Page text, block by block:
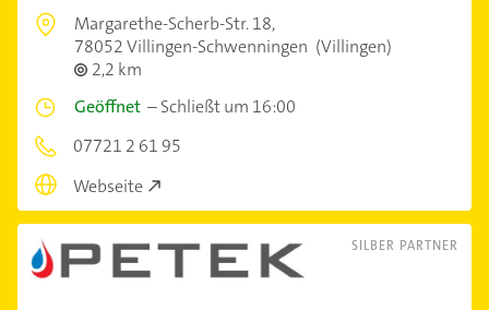
Margarethe-Scherb-Str. 18,
78052 Villingen-Schwenningen (Villingen)
2,2 km
Geöffnet –Schließt um 16:00
07721 2 61 95
Webseite
SILBER PARTNER